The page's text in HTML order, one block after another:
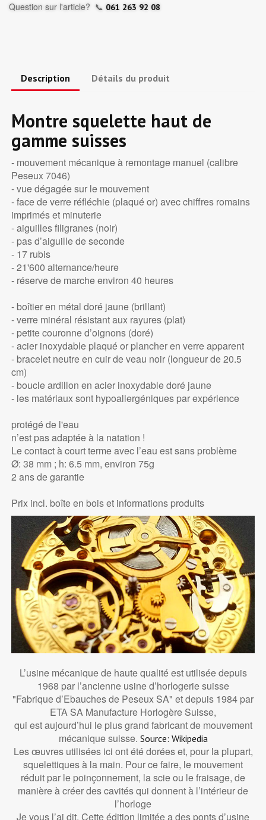
Question sur l'article? 📞 061 263 92 08
Description Détails du produit
Montre squelette haut de
gamme suisses
- mouvement mécanique à remontage manuel (calibre
Peseux 7046)
- vue dégagée sur le mouvement
- face de verre réfléchie (plaqué or) avec chiffres romains
imprimés et minuterie
- aiguilles filigranes (noir)
- pas d’aiguille de seconde
- 17 rubis
- 21'600 alternance/heure
- réserve de marche environ 40 heures
- boîtier en métal doré jaune (brillant)
- verre minéral résistant aux rayures (plat)
- petite couronne d’oignons (doré)
- acier inoxydable plaqué or plancher en verre apparent
- bracelet neutre en cuir de veau noir (longueur de 20.5
cm)
- boucle ardillon en acier inoxydable doré jaune
- les matériaux sont hypoallergéniques par expérience
protégé de l'eau
n’est pas adaptée à la natation !
Le contact à court terme avec l’eau est sans problème
Ø: 38 mm ; h: 6.5 mm, environ 75g
2 ans de garantie
Prix incl. boîte en bois et informations produits
L’usine mécanique de haute qualité est utilisée depuis
1968 par l’ancienne usine d’horlogerie suisse
"Fabrique d’Ebauches de Peseux SA" et depuis 1984 par
ETA SA Manufacture Horlogère Suisse,
qui est aujourd’hui le plus grand fabricant de mouvement
mécanique suisse. Source: Wikipedia
Les œuvres utilisées ici ont été dorées et, pour la plupart,
squelettiques à la main. Pour ce faire, le mouvement
réduit par le poinçonnement, la scie ou le fraisage, de
manière à créer des cavités qui donnent à l’intérieur de
l’horloge
Je vous l’ai dit. Cette édition limitée a des ponts d’usine